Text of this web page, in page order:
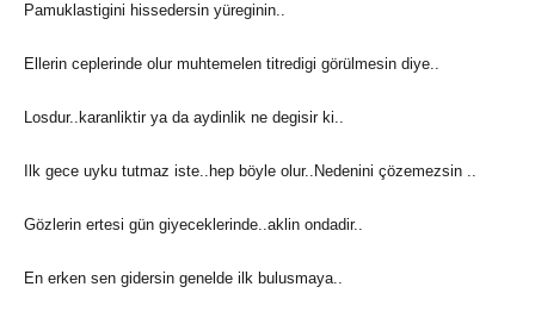
Pamuklastigini hissedersin yüreginin..
Ellerin ceplerinde olur muhtemelen titredigi görülmesin diye..
Losdur..karanliktir ya da aydinlik ne degisir ki..
Ilk gece uyku tutmaz iste..hep böyle olur..Nedenini çözemezsin ..
Gözlerin ertesi gün giyeceklerinde..aklin ondadir..
En erken sen gidersin genelde ilk bulusmaya..